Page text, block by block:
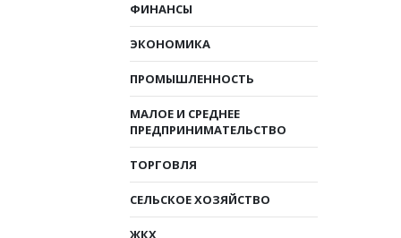
ФИНАНСЫ
ЭКОНОМИКА
ПРОМЫШЛЕННОСТЬ
МАЛОЕ И СРЕДНЕЕ
ПРЕДПРИНИМАТЕЛЬСТВО
ТОРГОВЛЯ
СЕЛЬСКОЕ ХОЗЯЙСТВО
ЖКХ